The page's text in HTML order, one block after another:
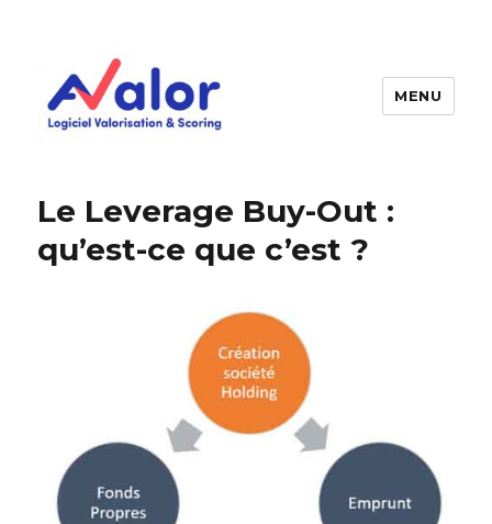
et fonds de commerce
MENU
Le Leverage Buy-Out :
qu’est-ce que c’est ?